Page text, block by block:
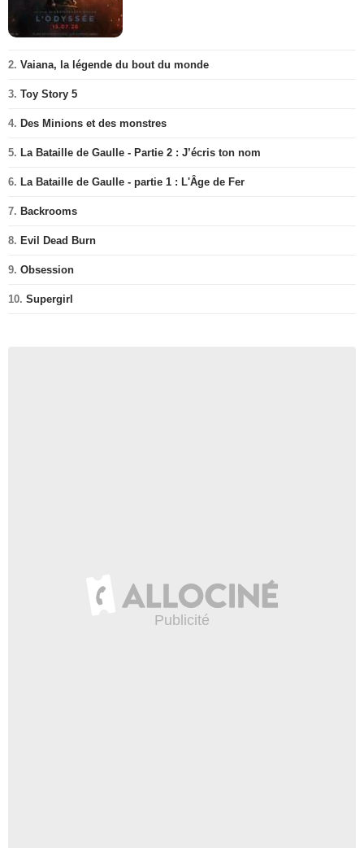
2. Vaiana, la légende du bout du monde
3. Toy Story 5
4. Des Minions et des monstres
5. La Bataille de Gaulle - Partie 2 : J’écris ton nom
6. La Bataille de Gaulle - partie 1 : L'Âge de Fer
7. Backrooms
8. Evil Dead Burn
9. Obsession
10. Supergirl